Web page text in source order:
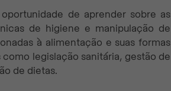
de aprender sobre as
de higiene e manipulação de
à alimentação e suas formas
legislação sanitária, gestão de
de dietas.